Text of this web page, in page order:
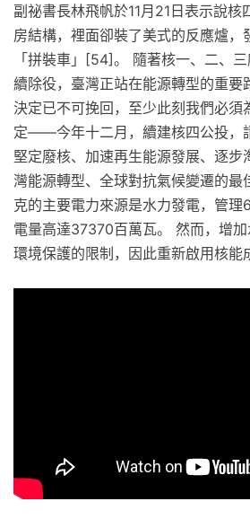
副祕書長林飛帆於11月21日表示說
房結構，裡面卻裝了美式的反應爐，
「拼裝車」[54]。 隨著核一、二、
續除役，臺灣正站在能源轉型的重要
決定已不可挽回，至少此刻我們必須
定——今年十二月，續建核四公投，
堅定廢核、加速再生能源發展、逐步
灣能源轉型、全球對抗氣候變遷的最
克的主要電力來源是水力發電，管
電量高達37370百萬瓦。 然而，增
環境保護的限制，因此重新啟用核能